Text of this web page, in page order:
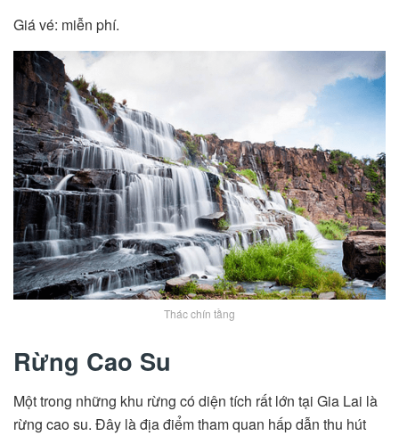
Giá vé: miễn phí.
Thác chín tầng
Rừng Cao Su
Một trong những khu rừng có diện tích rất lớn tại Gia Lai là
rừng cao su. Đây là địa điểm tham quan hấp dẫn thu hút